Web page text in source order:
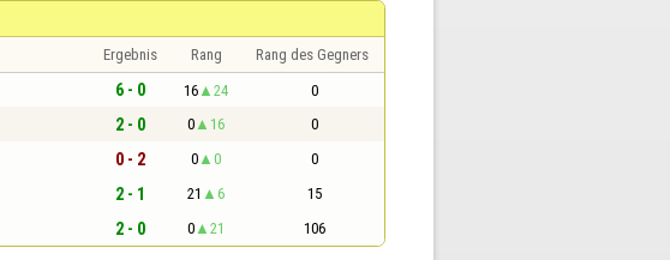
Ergebnis Rang Rang des Gegners
6 - 0 16 24 0
2 - 0 0 16 0
0 - 2 0 0
0
2 - 1 21 6
15
2 - 0 0 21 106